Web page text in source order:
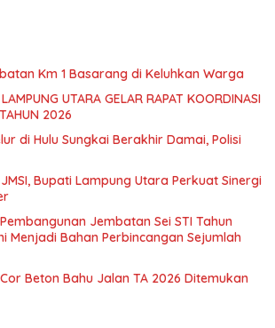
Km 1 Basarang di Keluhkan Warga
UTARA GELAR RAPAT KOORDINASI
2026
di Hulu Sungkai Berakhir Damai, Polisi
Bupati Lampung Utara Perkuat Sinergi
Jembatan Sei STI Tahun
Menjadi Bahan Perbincangan Sejumlah
Beton Bahu Jalan TA 2026 Ditemukan